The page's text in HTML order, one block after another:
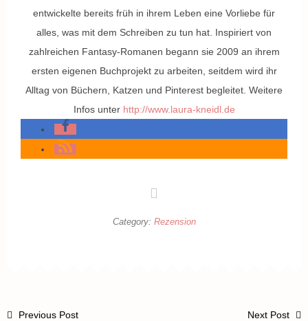
entwickelte bereits früh in ihrem Leben eine Vorliebe für
alles, was mit dem Schreiben zu tun hat. Inspiriert von
zahlreichen Fantasy-Romanen begann sie 2009 an ihrem
ersten eigenen Buchprojekt zu arbeiten, seitdem wird ihr
Alltag von Büchern, Katzen und Pinterest begleitet. Weitere
Infos unter http://www.laura-kneidl.de
Category: Rezension
Next Post
Previous Post